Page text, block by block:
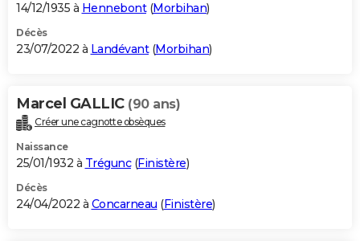
14/12/1935 à Hennebont(Morbihan)
Décès
23/07/2022 à Landévant(Morbihan)
Marcel GALLIC (90 ans)
Créer une cagnotte obsèques
Naissance
25/01/1932 à Trégunc(Finistère)
Décès
24/04/2022 à Concarneau (Finistère)